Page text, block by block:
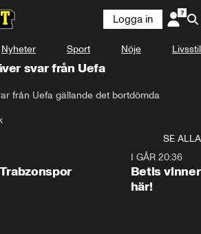
Logga in
Nyheter Sport Nöje Livsstil
svar från Uefa
från Uefa gällande det bortdömda
SE ALLA
I GÅR 20:36
Betis
här!